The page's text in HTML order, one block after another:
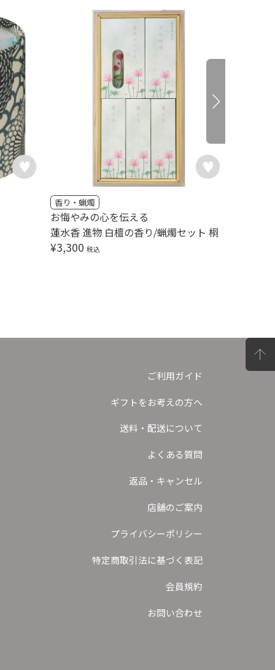
蓮水香 進物 白檀の香り/蝋燭セット 桐
香り・蝋燭
¥3,300 税込
お悔やみの心を伝える
ご利用ガイド
ギフトをお考えの方へ
送料・配送について
よくある質問
返品・キャンセル
店舗のご案内
プライバシーポリシー
特定商取引法に基づく表記
会員規約
お問い合わせ